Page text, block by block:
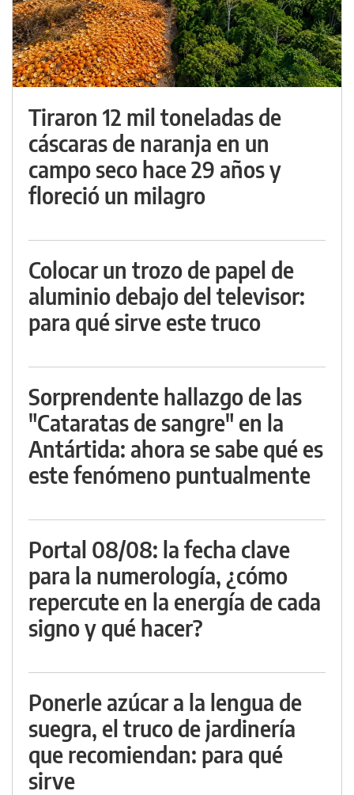
Tiraron 12 mil toneladas de
cáscaras de naranja en un
campo seco hace 29 años y
floreció un milagro
Colocar un trozo de papel de
aluminio debajo del televisor:
para qué sirve este truco
Sorprendente hallazgo de las
"Cataratas de sangre" en la
Antártida: ahora se sabe qué es
este fenómeno puntualmente
Portal 08/08: la fecha clave
para la numerología, ¿cómo
repercute en la energía de cada
signo y qué hacer?
Ponerle azúcar a la lengua de
suegra, el truco de jardinería
que recomiendan: para qué
sirve